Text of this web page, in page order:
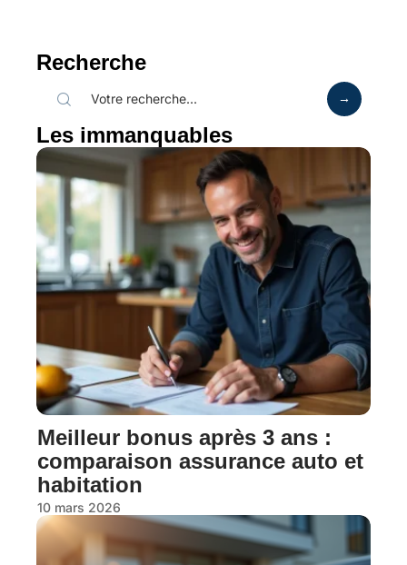
Recherche
Les immanquables
Meilleur bonus après 3 ans :
comparaison assurance auto et
habitation
10 mars 2026